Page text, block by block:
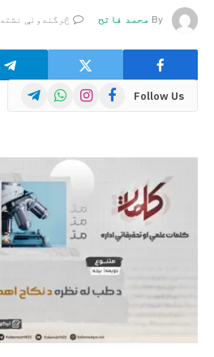
By محمد فاتح څرگندونې نشته
Follow Us
Facebook
Instagram
WhatsApp
Telegram